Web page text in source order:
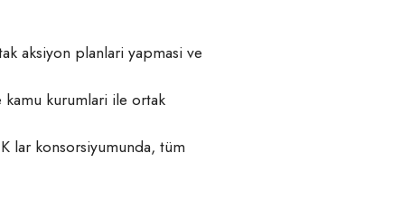
aksiyon planlari yapmasi ve
kurumlari ile ortak
lar konsorsiyumunda, tüm